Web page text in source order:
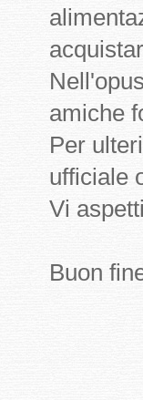
amiche
Per
ufficiale
Vi
Buon